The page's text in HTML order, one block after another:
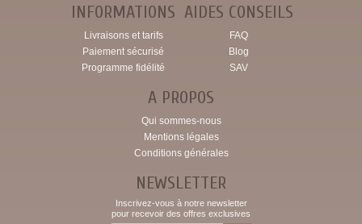
INFORMATIONS
Livraisons et tarifs
Paiement sécurisé
Programme fidélité
AIDES CONSEILS
FAQ
Blog
SAV
A PROPOS
Qui sommes-nous
Mentions légales
Conditions générales
NEWSLETTER
Inscrivez-vous à notre newsletter
pour recevoir des offres exclusives